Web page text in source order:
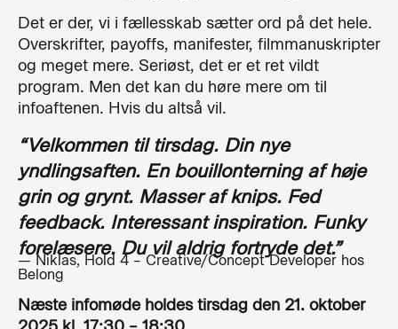
Det er der, vi i fællesskab sætter ord på det hele.
Overskrifter, payoffs, manifester, filmmanuskripter
og meget mere. Seriøst, det er et ret vildt
program. Men det kan du høre mere om til
infoaftenen. Hvis du altså vil.
“Velkommen til tirsdag. Din nye
yndlingsaften. En bouillonterning af høje
grin og grynt. Masser af knips. Fed
feedback. Interessant inspiration. Funky
forelæsere. Du vil aldrig fortryde det.”
— Niklas, Hold 4 – Creative/Concept Developer hos
Belong
Næste infomøde holdes tirsdag den 21. oktober